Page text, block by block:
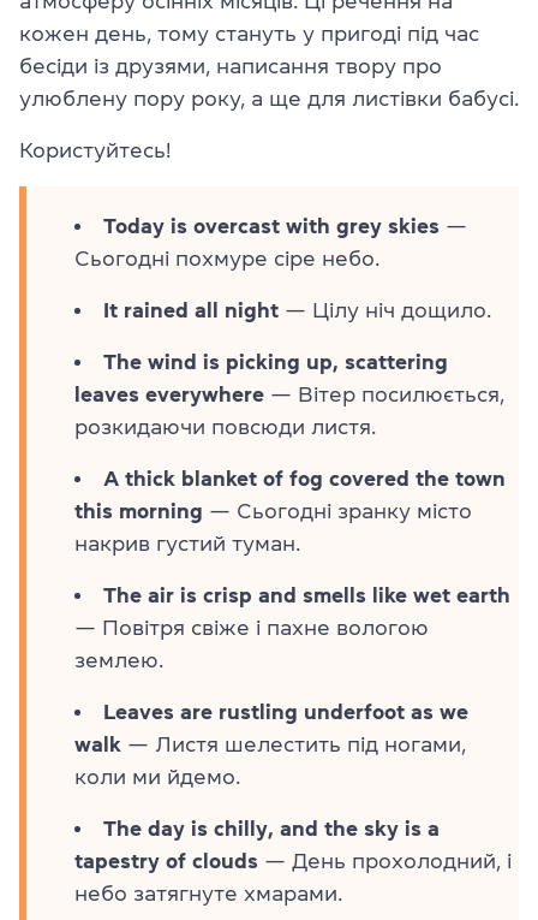
кожен день, тому стануть у пригоді під час
бесіди із друзями, написання твору про
улюблену пору року, а ще для листівки бабусі.
Користуйтесь!
Today is overcast with grey skies —
Сьогодні похмуре сіре небо.
It rained all night — Цілу ніч дощило.
The wind is picking up, scattering
leaves everywhere — Вітер посилюється,
розкидаючи повсюди листя.
A thick blanket of fog covered the town
this morning — Сьогодні зранку місто
накрив густий туман.
The air is crisp and smells like wet earth
— Повітря свіже і пахне вологою
землею.
Leaves are rustling underfoot as we
walk — Листя шелестить під ногами,
коли ми йдемо.
The day is chilly, and the sky is a
tapestry of clouds — День прохолодний, і
небо затягнуте хмарами.